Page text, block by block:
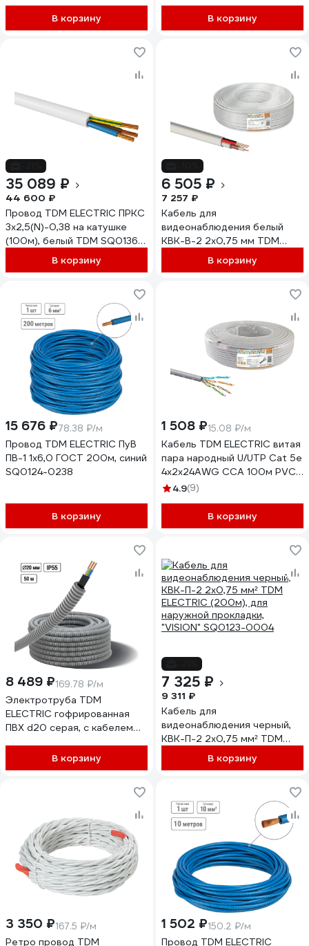
В корзину В корзину
35 089 ₽
44 600 ₽
Провод TDM ELECTRIC ПРКС
3x2,5(N)-0,38 на катушке
(100м), белый TDM SQ0136-
В корзину
6 505 ₽
7 257 ₽
Кабель для
видеонаблюдения белый
КВК-В-2 2х0,75 мм TDM
ELECTRIC 200 метров, для
внутренней прокладки,
В корзину
15 676 ₽78.38 ₽/м
Провод TDM ELECTRIC ПуВ
ПВ-1 1х6,0 ГОСТ 200м, синий
SQ0124-0238
В корзину
1 508 ₽15.08 ₽/м
Кабель TDM ELECTRIC витая
пара народный U/UTP Cat 5e
4х2х24AWG CCA 100м PVC,
серый SQ0107-0115
4.9(9)
В корзину
8 489 ₽169.78 ₽/м
Электротруба TDM
ELECTRIC гофрированная
ПВХ d20 серая, с кабелем
3x1,5ок(N,PE)-0,66, ГОСТ, 50
м SQ0140-2003
В корзину
7 325 ₽
9 311 ₽
Кабель для
видеонаблюдения черный,
КВК-П-2 2х0,75 мм² TDM
ELECTRIC (200м), для
наружной прокладки,
В корзину
3 350 ₽167.5 ₽/м
Ретро провод TDM
1 502 ₽150.2 ₽/м
Провод TDM ELECTRIC